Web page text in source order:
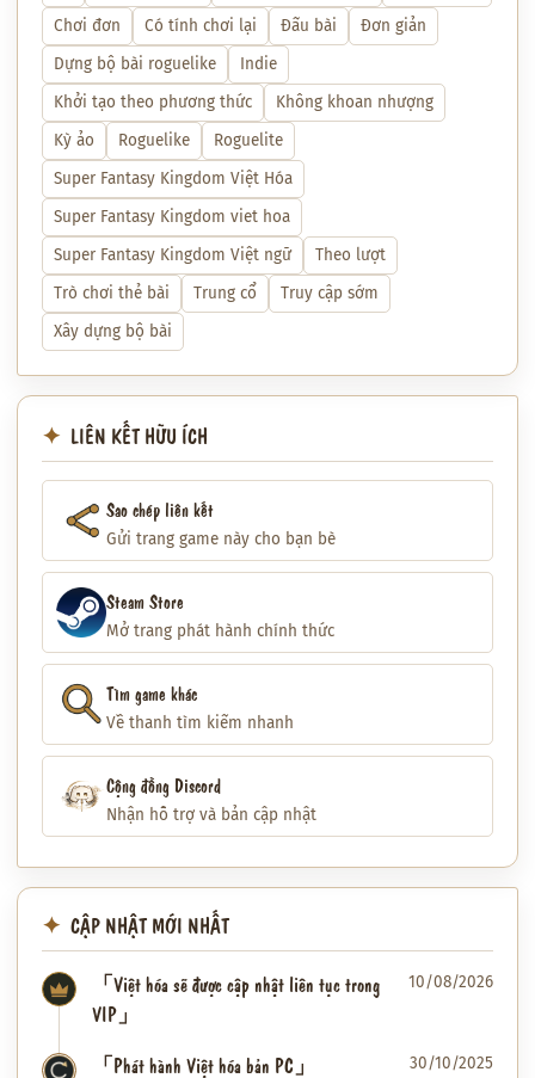
Chơi đơn
Có tính chơi lại Đấu bài
Đơn giản
Dựng bộ bài roguelike
Indie
Khởi tạo theo phương thức
Không khoan nhượng
Kỳ ảo
Roguelike
Roguelite
Super Fantasy Kingdom Việt Hóa
Super Fantasy Kingdom viet hoa
Super Fantasy Kingdom Việt ngữ
Theo lượt
Trò chơi thẻ bài
Trung cổ
Truy cập sớm
Xây dựng bộ bài
LIÊN KẾT HỮU ÍCH
Sao chép liên kết
Gửi trang game này cho bạn bè
Steam Store
Mở trang phát hành chính thức
Tìm game khác
Về thanh tìm kiếm nhanh
Cộng đồng Discord
Nhận hỗ trợ và bản cập nhật
CẬP NHẬT MỚI NHẤT
「Việt hóa sẽ được cập nhật liên tục trong
VIP」
10/08/2026
✦ 「Phát hành Việt hóa bản PC」 30/10/2025